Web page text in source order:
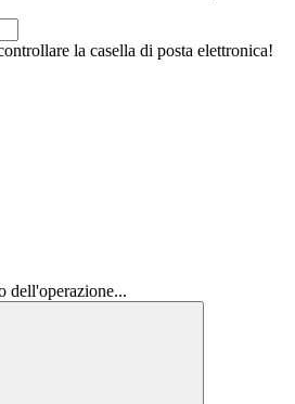
la casella di posta elettronica!
dell'operazione...